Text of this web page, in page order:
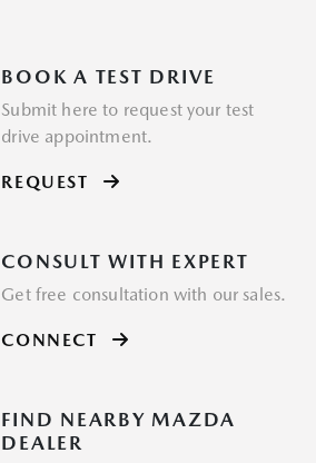
BOOK A TEST DRIVE
Submit here to request your test
drive appointment.
REQUEST
CONSULT WITH EXPERT
Get free consultation with our sales.
CONNECT
FIND NEARBY MAZDA
DEALER